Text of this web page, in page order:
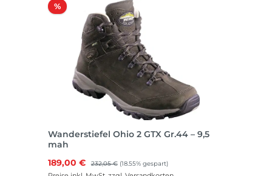
%Rabatt
Wanderstiefel Ohio 2 GTX Gr.44 – 9,5
mah
Verkaufspreis:
189,00 € Regulärer Preis:
232,05 € (18.55% gespart)